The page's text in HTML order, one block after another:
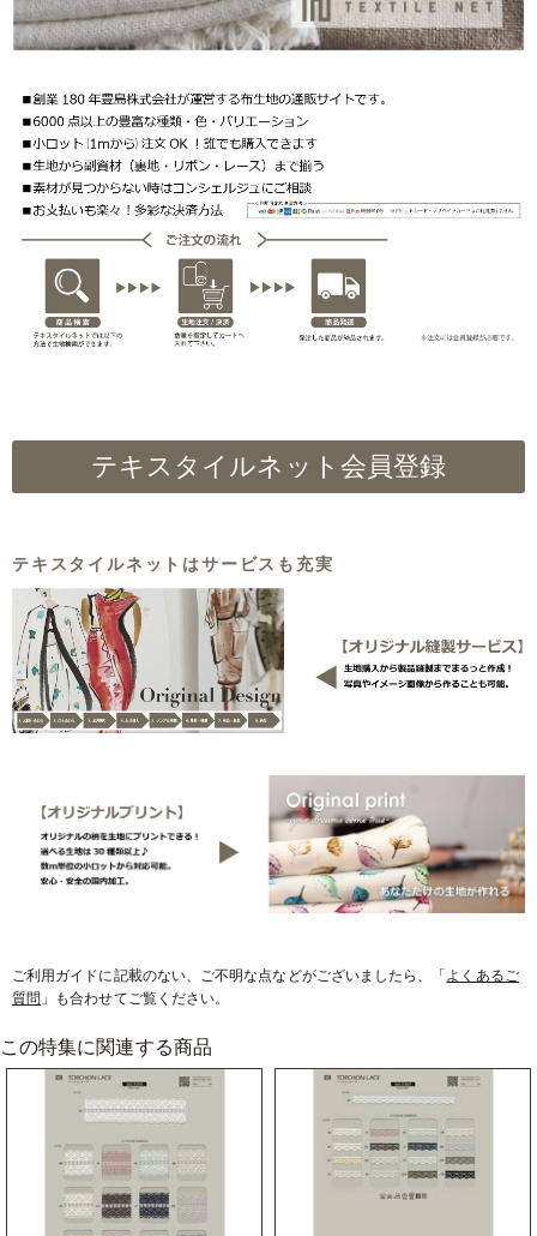
テキスタイルネット会員登録
テキスタイルネットはサービスも充実
ご利用ガイドに記載のない、ご不明な点などがございましたら、「 よくあるご
質問 」も合わせてご覧ください。
この特集に関連する商品